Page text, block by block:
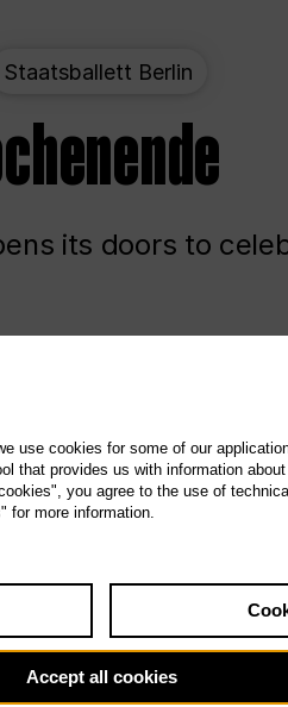
Staatsballett Berlin
its doors to
LIVE
18.00 in und
use cookies for some of our
that provides us with information
you agree to the use of
for more information.
Accept all cookies